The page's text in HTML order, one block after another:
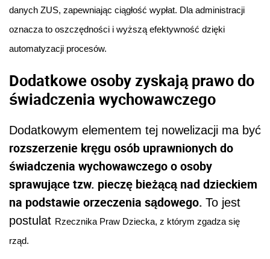
danych ZUS, zapewniając ciągłość wypłat. Dla administracji
oznacza to oszczędności i wyższą efektywność dzięki
automatyzacji procesów.
Dodatkowe osoby zyskają prawo do
świadczenia wychowawczego
Dodatkowym elementem tej nowelizacji ma być
rozszerzenie kręgu osób uprawnionych do
świadczenia wychowawczego o osoby
sprawujące tzw. pieczę bieżącą nad dzieckiem
na podstawie orzeczenia sądowego. To jest
postulat Rzecznika Praw Dziecka, z którym zgadza się
rząd.